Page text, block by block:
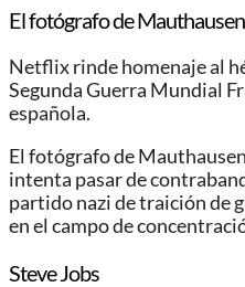
El fotógrafo de Mauthausen
Netflix rinde homenaje al
Segunda Guerra Mundial
española.
El fotógrafo de
intenta pasar de
partido nazi de traición de
en el campo de
Steve Jobs